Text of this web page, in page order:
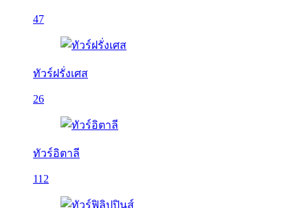
47
ทัวร์ฝรั่งเศส
26
ทัวร์อิตาลี
112